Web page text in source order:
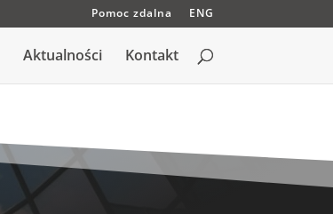
Pomoc zdalna ENG
Aktualności Kontakt